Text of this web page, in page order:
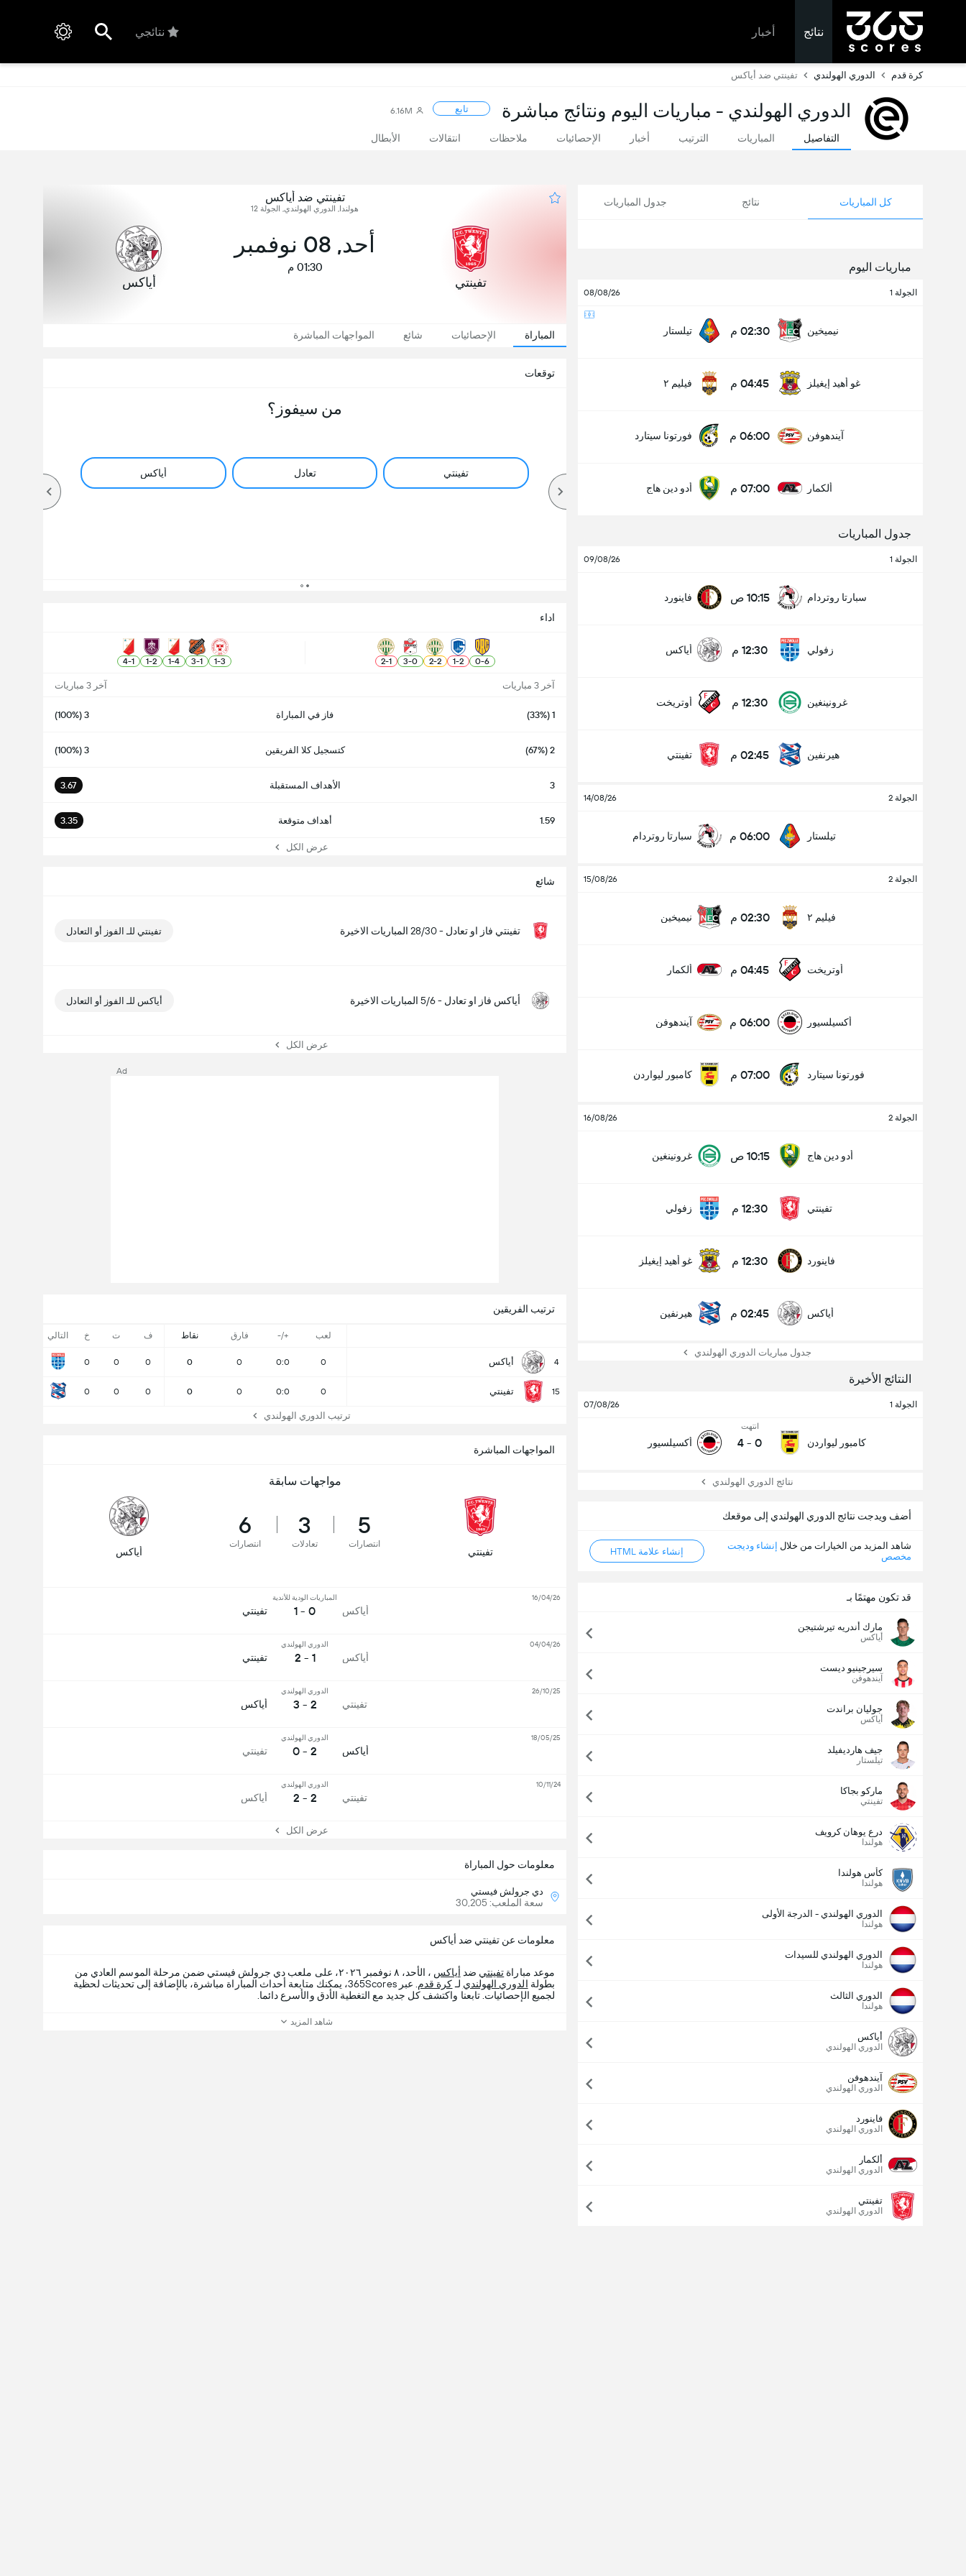
نتائج أخبار نتائجي
كرة قدم الدوري الهولندي تفينتي ضد أياكس
الدوري الهولندي - مباريات اليوم ونتائج مباشرة تابع 6.16M
التفاصيل المباريات الترتيب أخبار الإحصائيات ملاحظات انتقالات الأبطال
كل المباريات نتائج جدول المباريات
مباريات اليوم
الجولة 1 08/08/26
نيميخين 02:30 م تيلستار
غو أهيد إيغيلز 04:45 م فيليم ٢
آيندهوفن 06:00 م فورتونا سيتارد
ألكمار 07:00 م أدو دين هاج
جدول المباريات
الجولة 1 09/08/26
سبارتا روتردام 10:15 ص فاينورد
زفولي 12:30 م أياكس
غرونينغين 12:30 م أوتريخت
هيرنفين 02:45 م تفينتي
الجولة 2 14/08/26
تيلستار 06:00 م سبارتا روتردام
الجولة 2 15/08/26
فيليم ٢ 02:30 م نيميخين
أوتريخت 04:45 م ألكمار
أكسيلسيور 06:00 م آيندهوفن
فورتونا سيتارد 07:00 م كامبور ليواردن
الجولة 2 16/08/26
أدو دين هاج 10:15 ص غرونينغين
تفينتي 12:30 م زفولي
فاينورد 12:30 م غو أهيد إيغيلز
أياكس 02:45 م هيرنفين
جدول مباريات الدوري الهولندي
النتائج الأخيرة
الجولة 1 07/08/26
كامبور ليواردن
انتهت
0
-
4 أكسيلسيور
نتائج الدوري الهولندي
أضف ويدجت نتائج الدوري الهولندي إلى موقعك
شاهد المزيد من الخيارات من خلال إنشاء وديجت
مخصص
إنشاء علامة HTML
قد تكون مهتمًا بـ
مارك أندريه تيرشتيجن
أياكس
سيرجينيو ديست
آيندهوفن
جوليان براندت
أياكس
جيف هارديفيلد
تيلستار
ماركو بجاكا
تفينتي
درع يوهان كرويف
هولندا
كأس هولندا
هولندا
الدوري الهولندي - الدرجة الأولى
هولندا
الدوري الهولندي للسيدات
هولندا
الدوري الثالث
هولندا
أياكس
الدوري الهولندي
آيندهوفن
الدوري الهولندي
فاينورد
الدوري الهولندي
ألكمار
الدوري الهولندي
تفينتي
الدوري الهولندي
تفينتي ضد أياكس
هولندا, الدوري الهولندي, الجولة 12
تفينتي
أحد, 08 نوفمبر
01:30 م
أياكس
المباراة الإحصائيات شائع المواجهات المباشرة
توقعات
من سيفوز؟
تفينتي تعادل أياكس
اداء
6
-
0
2
-
1
2
-
2
0
-
3
1
-
2
3
-
1
1
-
3
4
-
1
2
-
1
1
-
4
آخر 3 مباريات آخر 3 مباريات
1 (33%) فاز في المباراة 3 (100%)
2 (67%) كتسجيل كلا الفريقين 3 (100%)
3 الأهداف المستقبلة 3.67
1.59 أهداف متوقعة 3.35
عرض الكل
شائع
تفينتي فاز او تعادل - 28/30 المباريات الاخيرة تفينتي للـ الفوز أو التعادل
أياكس فاز او تعادل - 5/6 المباريات الاخيرة أياكس للـ الفوز أو التعادل
عرض الكل
ترتيب الفريقين
لعب +/- فارق نقاط ف ت خ التالي
4 أياكس 0
0:0
0
0
0
0
0
15 تفينتي 0
0:0
0
0
0
0
0
ترتيب الدوري الهولندي
معلومات حول المباراة
دي جرولش فيستي
سعة الملعب: 30,205
المواجهات المباشرة
مواجهات سابقة
تفينتي
5
انتصارات
3
تعادلات
6
انتصارات
أياكس
أياكس
المباريات الودية للأندية
0 - 1 تفينتي
16/04/26
أياكس
الدوري الهولندي
1 - 2 تفينتي
04/04/26
تفينتي
الدوري الهولندي
2 - 3 أياكس
26/10/25
أياكس
الدوري الهولندي
2 - 0 تفينتي
18/05/25
تفينتي
الدوري الهولندي
2 - 2 أياكس
10/11/24
عرض الكل
Ad
معلومات عن تفينتي ضد أياكس
موعد مباراة تفينتي ضد أياكس
، الأحد، ٨ نوفمبر ٢٠٢٦، على ملعب دي جرولش فيستي ضمن مرحلة الموسم العادي من
بطولة الدوري الهولندي لـ كرة قدم
. عبر 365Scores، يمكنك متابعة أحداث المباراة مباشرة، بالإضافة إلى تحديثات لحظية
لجميع الإحصائيات. تابعنا واكتشف كل جديد مع التغطية الأدق والأسرع دائما.
شاهد المزيد